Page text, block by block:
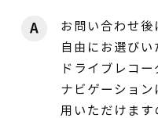
A
お問い合わせ
自由にお選びい
ドライブレコー
ナビゲーション
用いただけます